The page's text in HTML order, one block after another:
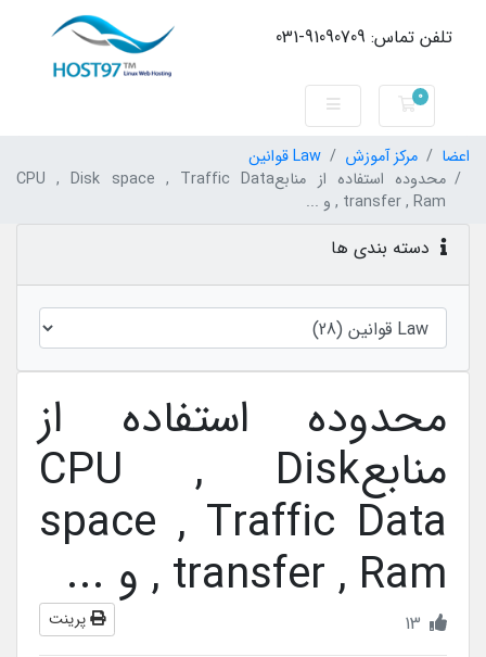
تلفن تماس: 91090709-031
0 کارت خرید
اعضا مرکز آموزش
Law قوانین
محدوده استفاده از منابعCPU , Disk space , Traffic Data
transfer , Ram , و ...
دسته بندی ها
محدوده استفاده از
منابعCPU , Disk
space , Traffic Data
transfer , Ram , و ...
پرینت 13